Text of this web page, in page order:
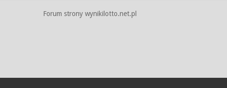
Forum strony wynikilotto.net.pl